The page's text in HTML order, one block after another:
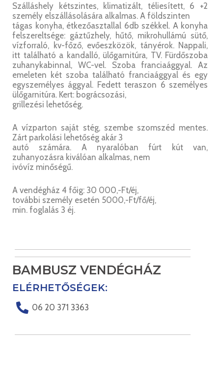
Szálláshely kétszintes, klimatizált, téliesített, 6 +2
személy elszállásolására alkalmas. A földszinten
tágas konyha, étkezőasztallal 6db székkel. A konyha
felszereltsége: gáztűzhely, hűtő, mikrohullámú sütő,
vízforraló, kv-főző, evőeszközök, tányérok. Nappali,
itt található a kandalló, ülőgarnitúra, TV. Fürdőszoba
zuhanykabinnal, WC-vel. Szoba franciaággyal. Az
emeleten két szoba található franciaággyal és egy
egyszemélyes ággyal. Fedett teraszon 6 személyes
ülőgarnitúra. Kert: bográcsozási,
grillezési lehetőség.
A vízparton saját stég, szembe szomszéd mentes.
Zárt parkolási lehetőség akár 3
autó számára. A nyaralóban fúrt kút van,
zuhanyozásra kiválóan alkalmas, nem
ivóvíz minőségű.
A vendégház 4 főig: 30 000,-Ft/éj,
további személy esetén 5000,-Ft/fő/éj,
min. foglalás 3 éj.
BAMBUSZ VENDÉGHÁZ
ELÉRHETŐSÉGEK:
06 20 371 3363